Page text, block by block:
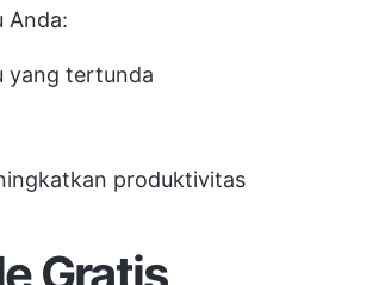
Anda:
yang tertunda
produktivitas